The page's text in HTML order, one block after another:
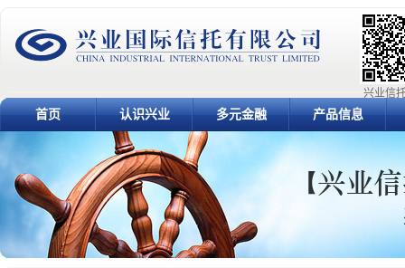
兴业信
首页 认识兴业 多元金融 产品信息